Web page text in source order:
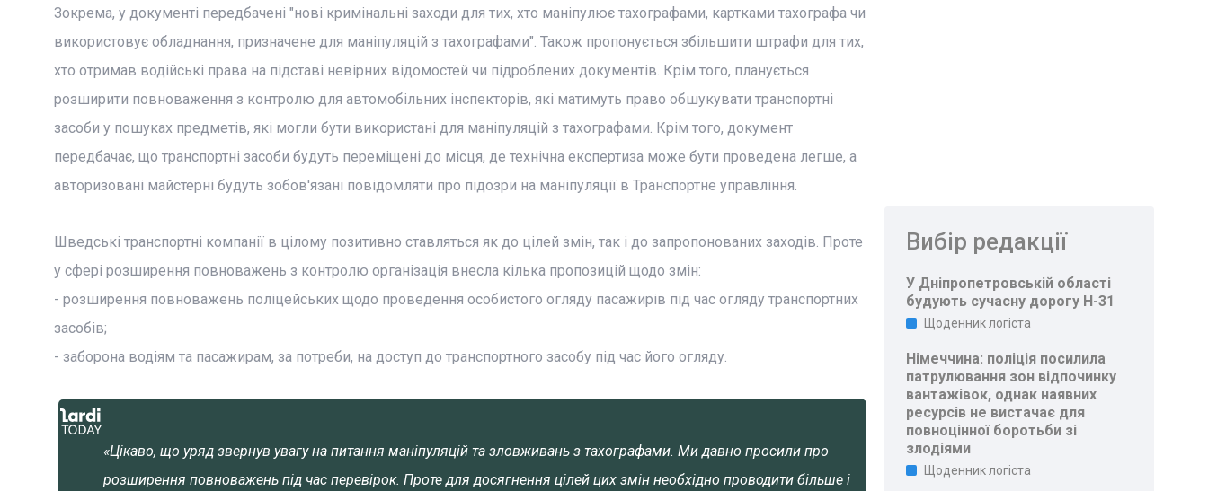
Зокрема, у документі передбачені "нові кримінальні заходи для тих, хто маніпулює тахографами, картками тахографа чи
використовує обладнання, призначене для маніпуляцій з тахографами". Також пропонується збільшити штрафи для тих,
хто отримав водійські права на підставі невірних відомостей чи підроблених документів. Крім того, планується
розширити повноваження з контролю для автомобільних інспекторів, які матимуть право обшукувати транспортні
засоби у пошуках предметів, які могли бути використані для маніпуляцій з тахографами. Крім того, документ
передбачає, що транспортні засоби будуть переміщені до місця, де технічна експертиза може бути проведена легше, а
авторизовані майстерні будуть зобов'язані повідомляти про підозри на маніпуляції в Транспортне управління.
Шведські транспортні компанії в цілому позитивно ставляться як до цілей змін, так і до запропонованих заходів. Проте
у сфері розширення повноважень з контролю організація внесла кілька пропозицій щодо змін:
- розширення повноважень поліцейських щодо проведення особистого огляду пасажирів під час огляду транспортних
засобів;
- заборона водіям та пасажирам, за потреби, на доступ до транспортного засобу під час його огляду.
«Цікаво, що уряд звернув увагу на питання маніпуляцій та зловживань з тахографами. Ми давно просили про
розширення повноважень під час перевірок. Проте для досягнення цілей цих змін необхідно проводити більше і
Вибір редакції
У Дніпропетровській області
будують сучасну дорогу Н-31
Щоденник логіста
Німеччина: поліція посилила
патрулювання зон відпочинку
вантажівок, однак наявних
ресурсів не вистачає для
повноцінної боротьби зі
злодіями
Щоденник логіста